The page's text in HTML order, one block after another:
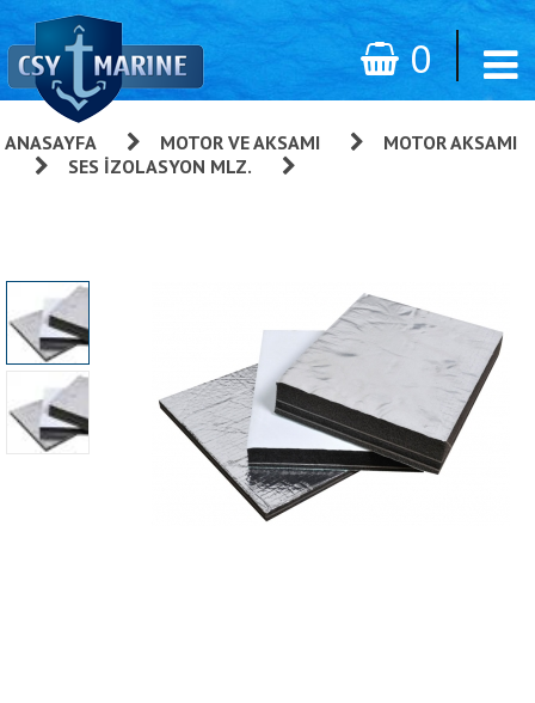
0
ANASAYFA MOTOR VE AKSAMI
MOTOR AKSAMI
SES İZOLASYON MLZ.